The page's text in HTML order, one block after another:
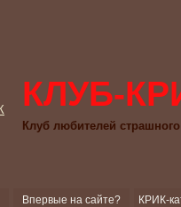
КЛУБ-
Клуб любителей
Впервые на сайте? КРИК-